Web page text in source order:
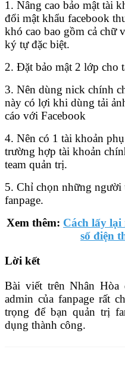
1. Nâng cao bảo mật tài
đổi mật khẩu facebook
khó cao bao gồm cả chữ
ký tự đặc biệt.
2. Đặt bảo mật 2 lớp cho
3. Nên dùng nick chính
này có lợi khi dùng tải
cáo với Facebook
4. Nên có 1 tài khoản
trường hợp tài khoản
team quản trị.
5. Chỉ chọn những người
fanpage.
Xem thêm: Cách lấy
số điện
Lời kết
Bài viết trên Nhân Hòa
admin của fanpage rất
trọng để bạn quản trị
dụng thành công.